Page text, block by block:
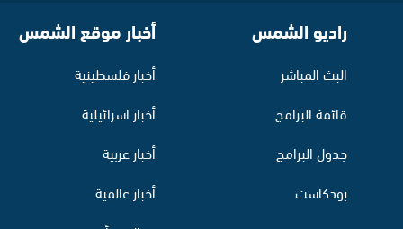
راديو الشمس
البث المباشر
قائمة البرامج
جدول البرامج
بودكاست
أخبار موقع الشمس
أخبار فلسطينية
أخبار اسرائيلية
أخبار عربية
أخبار عالمية